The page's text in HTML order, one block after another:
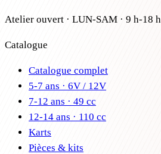
Atelier ouvert · LUN-SAM · 9 h-18 h
Catalogue
Catalogue complet
5-7 ans · 6V / 12V
7-12 ans · 49 cc
12-14 ans · 110 cc
Karts
Pièces & kits